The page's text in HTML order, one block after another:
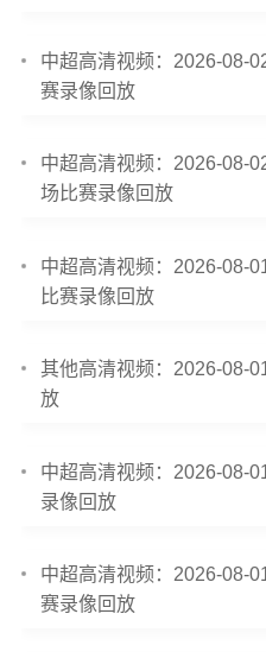
中超高清视频：2026-08-
赛录像回放
中超高清视频：2026-08-
场比赛录像回放
中超高清视频：2026-08-
比赛录像回放
其他高清视频：2026-08-
放
中超高清视频：2026-08-
录像回放
中超高清视频：2026-08-
赛录像回放